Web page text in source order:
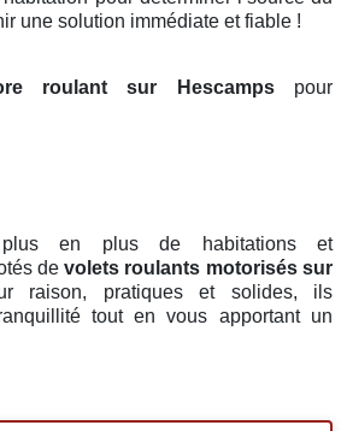
une solution immédiate et fiable !
roulant sur Hescamps pour
plus en plus de habitations et
devolets roulants motorisés sur
raison, pratiques et solides, ils
tout en vous apportant un